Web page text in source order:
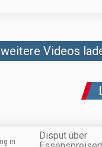
weitere Videos
Disput über